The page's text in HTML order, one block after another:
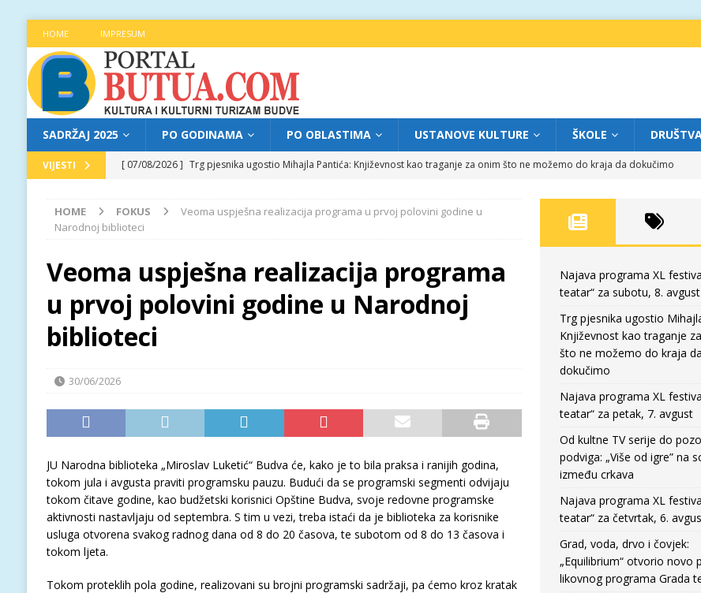
HOME IMPRESUM
SADRŽAJ 2025 PO GODINAMA PO OBLASTIMA USTANOVE KULTURE ŠKOLE
VIJESTI [ 07/08/2026 ] Trg pjesnika ugostio Mihajla Pantića: Književnost kao traganje za onim što ne možemo do kraja da dokučimo
[ 06/08/2026 ] Najava programa XL festivala „Grad teatar“ za petak, 7. avgust
FOKUS
Od kultne TV serije do pozorišnog podviga: „Više od igre” na sceni između crkava
FOKUS
[ 05/08/2026 ] Najava programa XL festivala „Grad teatar“ za četvrtak, 6. avgust
FOKUS
[ 07/08/2026 ] Najava programa XL festivala „Grad teatar“ za subotu, 8. avgust
HOME FOKUS
Veoma uspješna realizacija programa u prvoj polovini godine u
Narodnoj biblioteci
Veoma uspješna realizacija programa
u prvoj polovini godine u Narodnoj
biblioteci
30/06/2026
JU Narodna biblioteka „Miroslav Luketić“ Budva će, kako je to bila praksa i ranijih godina,
tokom jula i avgusta praviti programsku pauzu. Budući da se programski segmenti odvijaju
tokom čitave godine, kao budžetski korisnici Opštine Budva, svoje redovne programske
aktivnosti nastavljaju od septembra. S tim u vezi, treba istaći da je biblioteka za korisnike
usluga otvorena svakog radnog dana od 8 do 20 časova, te subotom od 8 do 13 časova i
tokom ljeta.
Tokom proteklih pola godine, realizovani su brojni programski sadržaji, pa ćemo kroz kratak
Najava programa XL
teatar“ za subotu, 8. avgust
Trg pjesnika ugostio
Književnost kao traganje
što ne možemo do kraja da
dokučimo
Najava programa XL
teatar“ za petak, 7. avgust
Od kultne TV serije do
podviga: „Više od igre” na
između crkava
Najava programa XL
teatar“ za četvrtak, 6.
Grad, voda, drvo i čovjek:
„Equilibrium“ otvorio novo
likovnog programa Grada